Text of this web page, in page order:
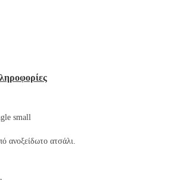
small
ανοξείδωτο ατσάλι.